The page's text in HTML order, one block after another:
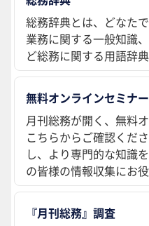
総務辞典とは、どなた
業務に関する一般知識
ど総務に関する用語辞典
無料オンラインセミナ
月刊総務が開く、無料
こちらからご確認くだ
し、より専門的な知識
の皆様の情報収集にお
『月刊総務』調査